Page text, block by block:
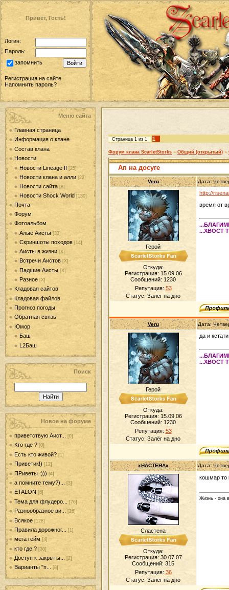
Привет, Гость!
Логин:
Пароль:
запомнить
Регистрация на сайте
Напомнить пароль?
Меню сайта
Главная страница
Информация о клане
Состав клана
Новости
Новости Lineage II [25]
Новости клана и алли [22]
Новости сайта [8]
Новости Shock World [130]
Почта
Форум
Фотоальбом
Алые Аисты [33]
Скриншоты походов [14]
Аисты в жизни [Х]
Встречи Аистов [Х]
Падшие Аисты [Х]
Разное [Х]
Кладовая сайтов
Кладовая файлов
Прогноз погоды
Обратная связь
Юмор
Баш
L2Баш
Поиск
Новое на форуме
приветствую Аист... [0]
Кто где ? [0]
Есть кто живой? [1]
Приветик!) [12]
ПРиветы :))) [4]
а помните тему?)... [3]
ETALON [6]
Тема для флудеро... [76]
Разнообразное ви... [26]
Всякое [128]
Правила дорожног... [1]
мега гейм [4]
кто где ? [30]
Доступ к закрыты... [2]
Варианты "п... [8]
Страница 1 из 1 1
Форум клана ScarletStorks » Общий (открытый) »
Ап на досуге
Veru Дата:
Герой
Откуда:
Регистрация: 15.09.06
Сообщений: 1230
Репутация: 53
Статус: Залёг на дно
http://
время от
...ХВОСТ
Veru Дата:
Герой
Откуда:
Регистрация: 15.09.06
Сообщений: 1230
Репутация: 53
Статус: Залёг на дно
да и
...ХВОСТ
xHACTEHAx Дата:
Сластена
Откуда:
Регистрация: 30.07.07
Сообщений: 315
Репутация: 36
Статус: Залёг на дно
кошмар то
Жизнь - она